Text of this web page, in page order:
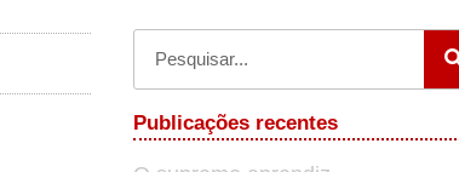
Publicações recentes